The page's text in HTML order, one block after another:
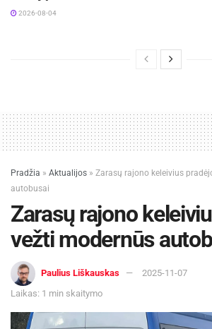
2026-08-04
Pradžia » Aktualijos » Zarasų rajono keleivius
autobusai
Zarasų rajono
vežti modernūs
Paulius Liškauskas
2025-11-07
Laikas: 1 min skaitymo